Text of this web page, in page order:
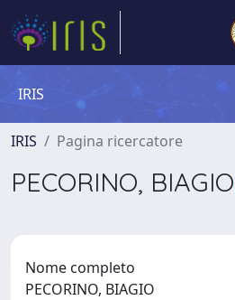
IRIS
IRIS Pagina ricercatore
PECORINO, BIAGIO
Nome completo
PECORINO, BIAGIO